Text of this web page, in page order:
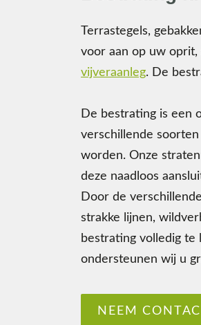
Terrastegels,
voor aan op uw
vijveraanleg. De
De bestrating is een
verschillende
worden. Onze
deze naadloos
Door de
strakke lijnen,
bestrating volledig
ondersteunen wij u
NEEM